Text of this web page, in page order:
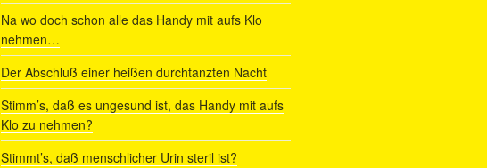
Na wo doch schon alle das Handy mit aufs Klo
nehmen…
Der Abschluß einer heißen durchtanzten Nacht
Stimm’s, daß es ungesund ist, das Handy mit aufs
Klo zu nehmen?
Stimmt’s, daß menschlicher Urin steril ist?